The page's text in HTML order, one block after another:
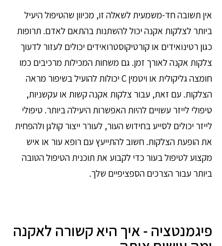
אין תשובה חד-משמעית לשאלה זו, מכיוון שהטיפול היעיל
ביותר לצלקות אקנה יכול להשתנות בהתאם לאדם. תרופות
כגון רטינואידים או קורטיקוסטרואידים יכולים לעזור לדעוך
צלקות אקנה לאורך זמן. גם משחות המכילות מרכיבים כמו
חומצה גליקולית או ויטמין C יכולות להועיל בשיפור מראה
הצלקות. עם זאת, עבור צלקות אקנה קשות או עקשניות,
טיפולי לייזר עשויים להיות האפשרות היעילה ביותר. טיפולי
לייזר יכולים לסייע בחידוש העור, לעורר ייצור קולגן ולהפחית
את הופעת הצלקות. חשוב להתייעץ עם רופא עור או איש
מקצוע לטיפול בעור כדי לקבוע את תוכנית הטיפול הטובה
ביותר עבור הצרכים הספציפיים שלך.
פיגמנטציה - איך היא קשורה לאקנה